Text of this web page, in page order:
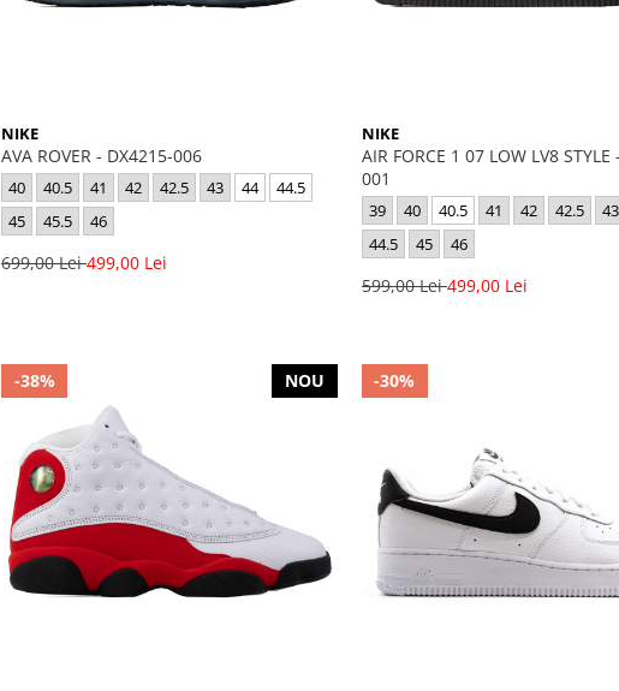
NIKE
AVA ROVER - DX4215-006
40 40.5 41 42 42.5 43 44
44.5
45
45.5 46
699,00 Lei499,00 Lei
NIKE
AIR FORCE 1 07 LOW LV8
001
39 40 40.5 41 42 42.5
43
44.5
45 46
599,00 Lei499,00 Lei
-38% NOU -30%